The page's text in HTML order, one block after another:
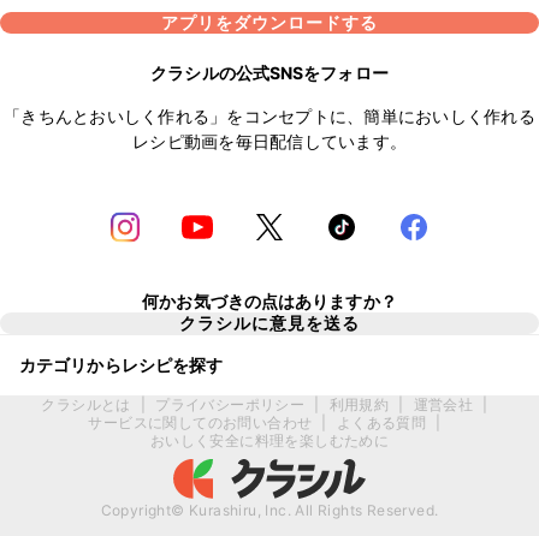
アプリをダウンロードする
クラシルの公式SNSをフォロー
「きちんとおいしく作れる」をコンセプトに、簡単においしく作れる
レシピ動画を毎日配信しています。
何かお気づきの点はありますか？
クラシルに意見を送る
カテゴリからレシピを探す
クラシルとは プライバシーポリシー 利用規約 運営会社
サービスに関してのお問い合わせ
よくある質問
おいしく安全に料理を楽しむために
Copyright© Kurashiru, Inc. All Rights Reserved.